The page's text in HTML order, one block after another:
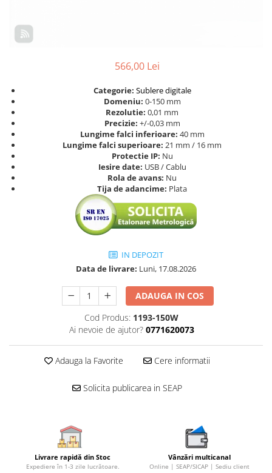
Pasametre
Accesorii pentru ceasuri
comparatoare
566,00 Lei
Categorie: Sublere digitale
Domeniu: 0-150 mm
Rezolutie: 0,01 mm
Precizie: +/-0,03 mm
Lungime falci inferioare: 40 mm
Lungime falci superioare: 21 mm / 16 mm
Protectie IP: Nu
Iesire date: USB / Cablu
Rola de avans: Nu
Tija de adancime: Plata
IN DEPOZIT
Data de livrare: Luni, 17.08.2026
ADAUGA IN COS
Cod Produs: 1193-150W
Ai nevoie de ajutor? 0771620073
Adauga la Favorite Cere informatii
Solicita publicarea in SEAP
Livrare rapidă din Stoc
Expediere în 1-3 zile lucrătoare.
Vânzări multicanal
Online | SEAP/SICAP | Sediu client